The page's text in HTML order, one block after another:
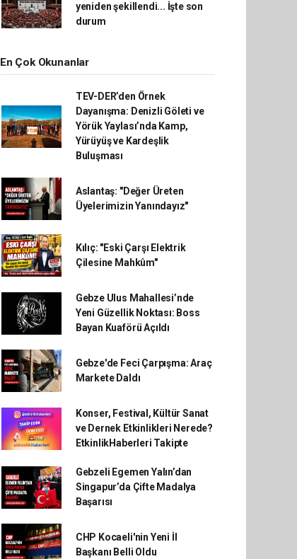
yeniden şekillendi... İşte son
durum
En Çok Okunanlar
TEV-DER’den Örnek
Dayanışma: Denizli Göleti ve
Yörük Yaylası’nda Kamp,
Yürüyüş ve Kardeşlik
Buluşması
Aslantaş: "Değer Üreten
Üyelerimizin Yanındayız"
Kılıç: "Eski Çarşı Elektrik
Çilesine Mahkûm"
Gebze Ulus Mahallesi’nde
Yeni Güzellik Noktası: Boss
Bayan Kuaförü Açıldı
Gebze'de Feci Çarpışma: Araç
Markete Daldı
Konser, Festival, Kültür Sanat
ve Dernek Etkinlikleri Nerede?
EtkinlikHaberleri Takipte
Gebzeli Egemen Yalın’dan
Singapur’da Çifte Madalya
Başarısı
CHP Kocaeli'nin Yeni İl
Başkanı Belli Oldu